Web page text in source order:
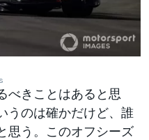
べきことはあると思
うのは確かだけど、誰
思う。このオフシーズ